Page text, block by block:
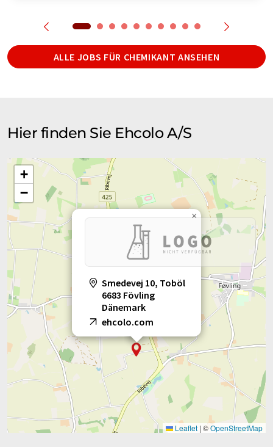
ALLE JOBS FÜR CHEMIKANT ANSEHEN
Hier finden Sie Ehcolo A/S
Smedevej 10, Toböl
6683 Fövling
Dänemark
ehcolo.com
×
+
−
Leaflet | ©OpenStreetMap